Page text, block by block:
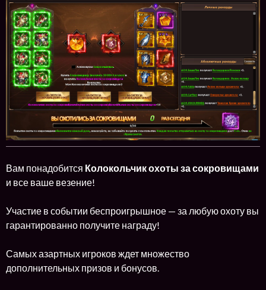
Вам понадобится Колокольчик охоты за сокровищами
и все ваше везение!
Участие в событии беспроигрышное — за любую охоту вы
гарантированно получите награду!
Самых азартных игроков ждет множество
дополнительных призов и бонусов.